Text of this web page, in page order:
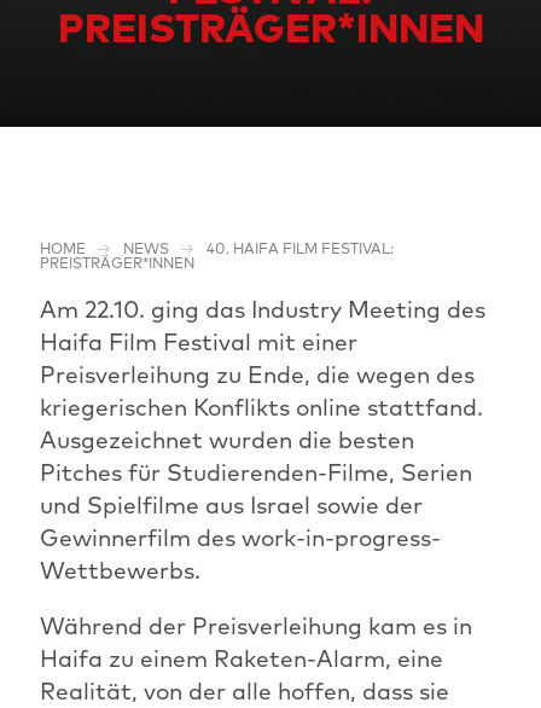
PREISTRÄGER*INNEN
HOME NEWS
40. HAIFA FILM FESTIVAL:
PREISTRÄGER*INNEN
Am 22.10. ging das Industry Meeting des
Haifa Film Festival mit einer
Preisverleihung zu Ende, die wegen des
kriegerischen Konflikts online stattfand.
Ausgezeichnet wurden die besten
Pitches für Studierenden-Filme, Serien
und Spielfilme aus Israel sowie der
Gewinnerfilm des work-in-progress-
Wettbewerbs.
Während der Preisverleihung kam es in
Haifa zu einem Raketen-Alarm, eine
Realität, von der alle hoffen, dass sie